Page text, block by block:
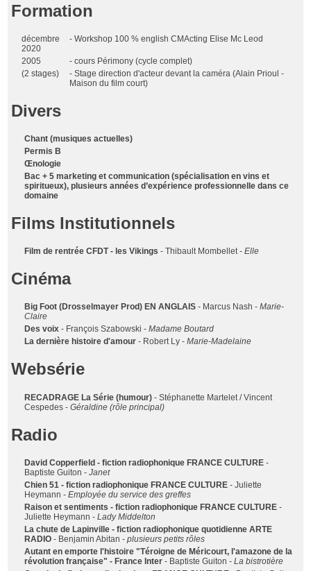
Formation
décembre
2020
- Workshop 100 % english CMActing Elise Mc Leod
2005
- cours Périmony (cycle complet)
(2 stages)
- Stage direction d'acteur devant la caméra (Alain Prioul -
Maison du film court)
Divers
Chant (musiques actuelles)
Permis B
Œnologie
Bac + 5 marketing et communication (spécialisation en vins et
spiritueux), plusieurs années d’expérience professionnelle dans ce
domaine
Films Institutionnels
Film de rentrée CFDT - les Vikings - Thibault Mombellet -Elle
Cinéma
Big Foot (Drosselmayer Prod) EN ANGLAIS - Marcus Nash -Marie-
Claire
Des voix - François Szabowski -Madame Boutard
La dernière histoire d'amour - Robert Ly -Marie-Madelaine
Websérie
RECADRAGE La Série (humour) - Stéphanette Martelet / Vincent
Cespedes -Géraldine (rôle principal)
Radio
David Copperfield - fiction radiophonique FRANCE CULTURE -
Baptiste Guiton -Janet
Chien 51 - fiction radiophonique FRANCE CULTURE - Juliette
Heymann -Employée du service des greffes
Raison et sentiments - fiction radiophonique FRANCE CULTURE -
Juliette Heymann -Lady Middelton
La chute de Lapinville - fiction radiophonique quotidienne ARTE
RADIO - Benjamin Abitan -plusieurs petits rôles
Autant en emporte l'histoire "Téroigne de Méricourt, l'amazone de la
révolution française" - France Inter - Baptiste Guiton -La bistrotière